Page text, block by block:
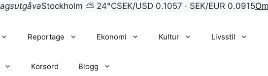
Stockholm ⛅ 24°CSEK/USD 0.1057 · SEK/EUR 0.0915
Reportage Ekonomi Kultur Livsstil
Korsord Blogg